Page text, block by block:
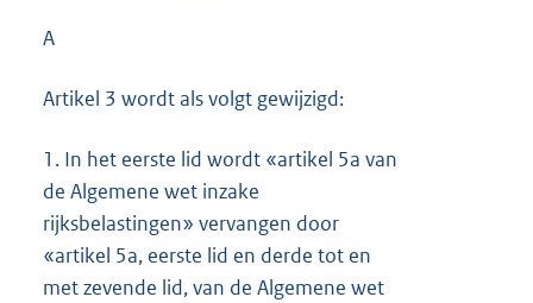
A
Artikel 3 wordt als volgt gewijzigd:
1. In het eerste lid wordt «artikel 5a van
de Algemene wet inzake
rijksbelastingen» vervangen door
«artikel 5a, eerste lid en derde tot en
met zevende lid, van de Algemene wet